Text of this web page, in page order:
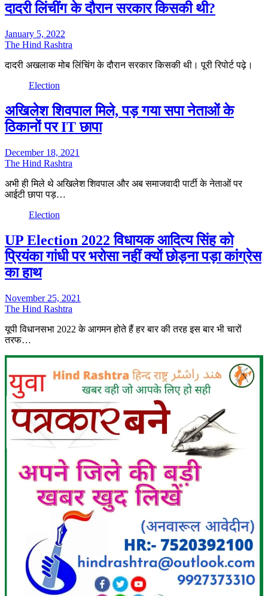
दादरी लिंचींग के दौरान सरकार किसकी थी?
January 5, 2022
The Hind Rashtra
दादरी अखलाक मोब लिंचिंग के दौरान सरकार किसकी थी। पूरी रिपोर्ट पढ़े।
Election
अखिलेश शिवपाल मिले, पड़ गया सपा नेताओं के
ठिकानों पर IT छापा
December 18, 2021
The Hind Rashtra
अभी ही मिले थे अखिलेश शिवपाल और अब समाजवादी पार्टी के नेताओं पर
आईटी छापा पड़…
Election
UP Election 2022 विधायक आदित्य सिंह को
प्रियंका गांधी पर भरोसा नहीं क्यों छोड़ना पड़ा कांग्रेस
का हाथ
November 25, 2021
The Hind Rashtra
यूपी विधानसभा 2022 के आगमन होते हैं हर बार की तरह इस बार भी चारों
तरफ…